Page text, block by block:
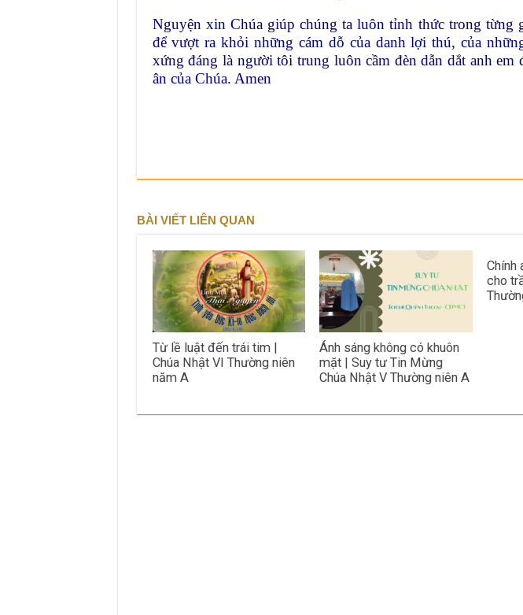
Nguyện xin Chúa giúp chúng ta luôn tỉnh thức trong từng
để vượt ra khỏi những cám dỗ của danh lợi thú, của
xứng đáng là người tôi trung luôn cầm đèn dẫn dắt anh
ân của Chúa. Amen
BÀI VIẾT LIÊN QUAN
Từ lề luật đến trái tim |
Chúa Nhật VI Thường niên
năm A
Ánh sáng không có khuôn
mặt | Suy tư Tin Mừng
Chúa Nhật V Thường niên A
Chính
cho